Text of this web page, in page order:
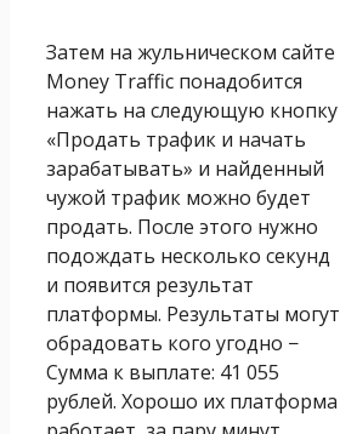
Затем на жульническом сайте
Money Traffic понадобится
нажать на следующую кнопку
«Продать трафик и начать
зарабатывать» и найденный
чужой трафик можно будет
продать. После этого нужно
подождать несколько секунд
и появится результат
платформы. Результаты могут
обрадовать кого угодно −
Сумма к выплате: 41 055
рублей. Хорошо их платформа